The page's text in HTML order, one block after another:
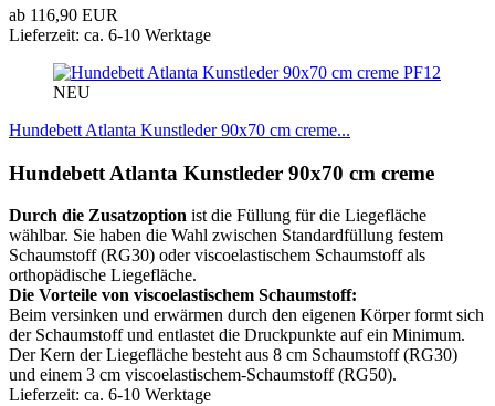
ab 116,90 EUR
Lieferzeit: ca. 6-10 Werktage
PF12
NEU
Hundebett Atlanta Kunstleder 90x70 cm creme...
Hundebett Atlanta Kunstleder 90x70 cm creme
Durch die Zusatzoption ist die Füllung für die Liegefläche
wählbar. Sie haben die Wahl zwischen Standardfüllung festem
Schaumstoff (RG30) oder viscoelastischem Schaumstoff als
orthopädische Liegefläche.
Die Vorteile von viscoelastischem Schaumstoff:
Beim versinken und erwärmen durch den eigenen Körper formt sich
der Schaumstoff und entlastet die Druckpunkte auf ein Minimum.
Der Kern der Liegefläche besteht aus 8 cm Schaumstoff (RG30)
und einem 3 cm viscoelastischem-Schaumstoff (RG50).
Lieferzeit: ca. 6-10 Werktage